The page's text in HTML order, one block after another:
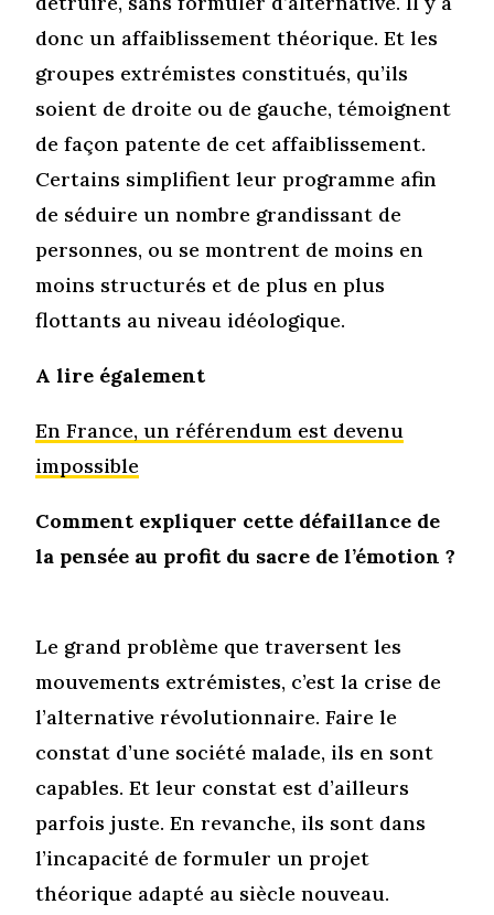
donc un affaiblissement théorique. Et les
groupes extrémistes constitués, qu’ils
soient de droite ou de gauche, témoignent
de façon patente de cet affaiblissement.
Certains simplifient leur programme afin
de séduire un nombre grandissant de
personnes, ou se montrent de moins en
moins structurés et de plus en plus
flottants au niveau idéologique.
A lire également
En France, un référendum est devenu
impossible
Comment expliquer cette défaillance de
la pensée au profit du sacre de l’émotion ?
Le grand problème que traversent les
mouvements extrémistes, c’est la crise de
l’alternative révolutionnaire. Faire le
constat d’une société malade, ils en sont
capables. Et leur constat est d’ailleurs
parfois juste. En revanche, ils sont dans
l’incapacité de formuler un projet
théorique adapté au siècle nouveau.